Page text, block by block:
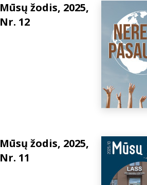
Mūsų žodis, 2025,
Nr. 12
Mūsų žodis, 2025,
Nr. 11